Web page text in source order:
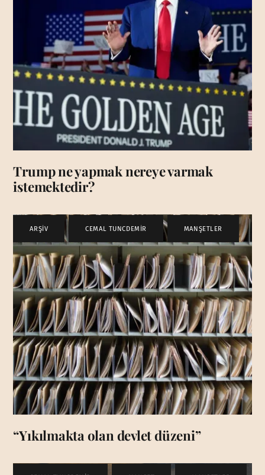
Trump ne yapmak nereye varmak
istemektedir?
ARŞİV CEMAL TUNCDEMİR , MANŞETLER
“Yıkılmakta olan devlet düzeni”